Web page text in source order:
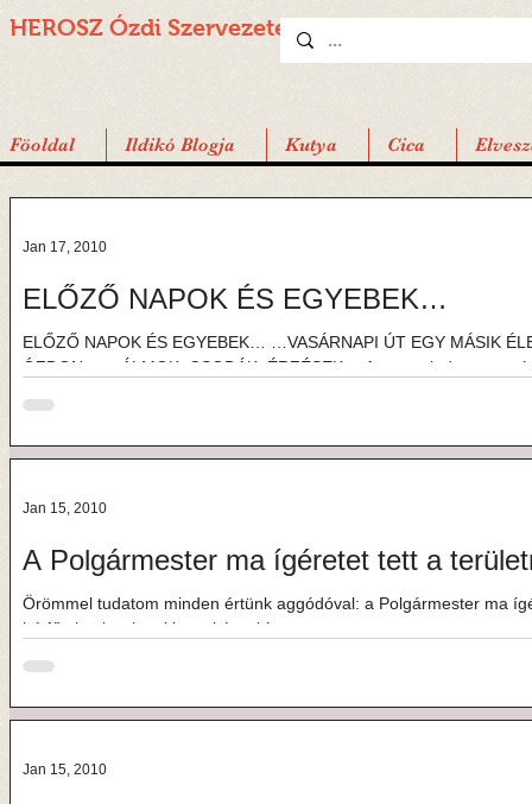
HEROSZ Ózdi Szervezete
Föoldal Ildikó Blogja Kutya Cica
ELŐZŐ NAPOK ÉS EGYEBEK…
ELŐZŐ NAPOK ÉS EGYEBEK… …VASÁRNAPI ÚT EGY MÁSIK
ÓZDON… …ÁLMOK, CSODÁK, ÉRZÉSEK… Avagy mindennap
Jan 17, 2010
A Polgármester ma ígéretet
Örömmel tudatom minden értünk aggódóval: a Polgármester ma ígéretet tett a területre!!! Amennyiben
hétfőn beviszek neki egy kézzel írt...
Jan 15, 2010
Jan 15, 2010